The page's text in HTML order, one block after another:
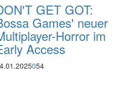
GET GOT:
Games' neuer
Horror im
Access
054